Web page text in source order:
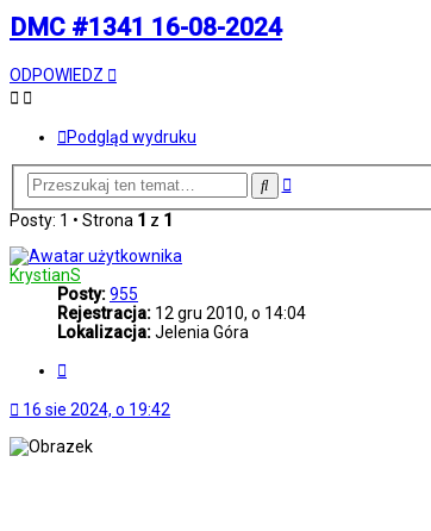
DMC #1341 16-08-2024
ODPOWIEDZ
Podgląd wydruku
SzukajWyszukiwanie
Posty: 1 • Strona 1 z 1
KrystianS
Posty:955
Rejestracja: 12 gru 2010, o 14:04
Lokalizacja:Jelenia Góra
16 sie 2024, o 19:42